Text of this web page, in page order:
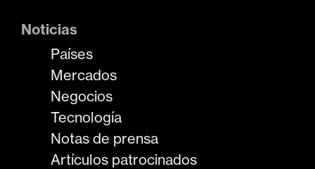
Noticias
Países
Mercados
Negocios
Tecnología
Notas de prensa
Artículos patrocinados